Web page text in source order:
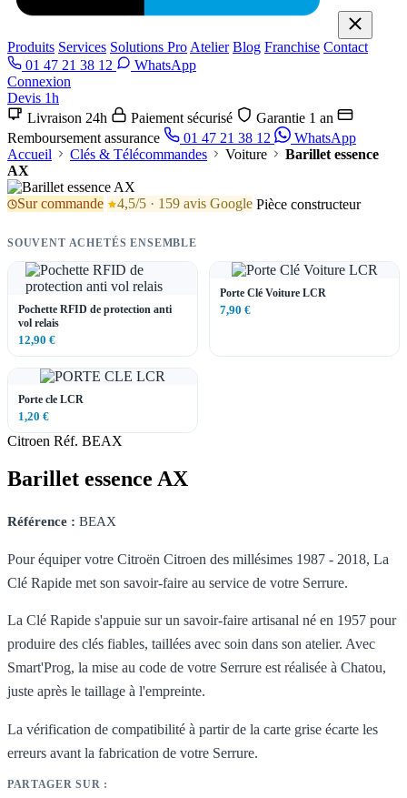
Produits Services Solutions Pro Atelier Blog Franchise Contact
01 47 21 38 12
WhatsApp
Connexion
Devis 1h
Livraison 24h
Paiement sécurisé
Garantie 1 an
Remboursement assurance
01 47 21 38 12
WhatsApp
Accueil
Clés & Télécommandes Voiture
Barillet essence
AX
Sur commande 4,5/5 · 159 avis Google Pièce constructeur
SOUVENT ACHETÉS ENSEMBLE
Pochette RFID de protection anti
vol relais
12,90 €
Porte Clé Voiture LCR
7,90 €
Porte cle LCR
1,20 €
Citroen Réf. BEAX
Barillet essence AX
Référence : BEAX
Pour équiper votre Citroën Citroen des millésimes 1987 - 2018, La
Clé Rapide met son savoir-faire au service de votre Serrure.
La Clé Rapide s'appuie sur un savoir-faire artisanal né en 1957 pour
produire des clés fiables, taillées avec soin dans son atelier. Avec
Smart'Prog, la mise au code de votre Serrure est réalisée à Chatou,
juste après le taillage à l'empreinte.
La vérification de compatibilité à partir de la carte grise écarte les
erreurs avant la fabrication de votre Serrure.
PARTAGER SUR :